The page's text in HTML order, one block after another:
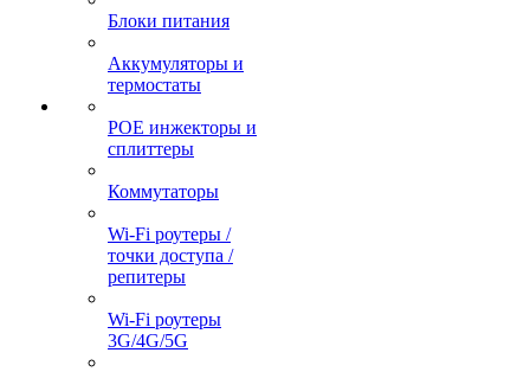
Блоки питания
Аккумуляторы и
термостаты
POE инжекторы и
сплиттеры
Коммутаторы
Wi-Fi роутеры /
точки доступа /
репитеры
Wi-Fi роутеры
3G/4G/5G